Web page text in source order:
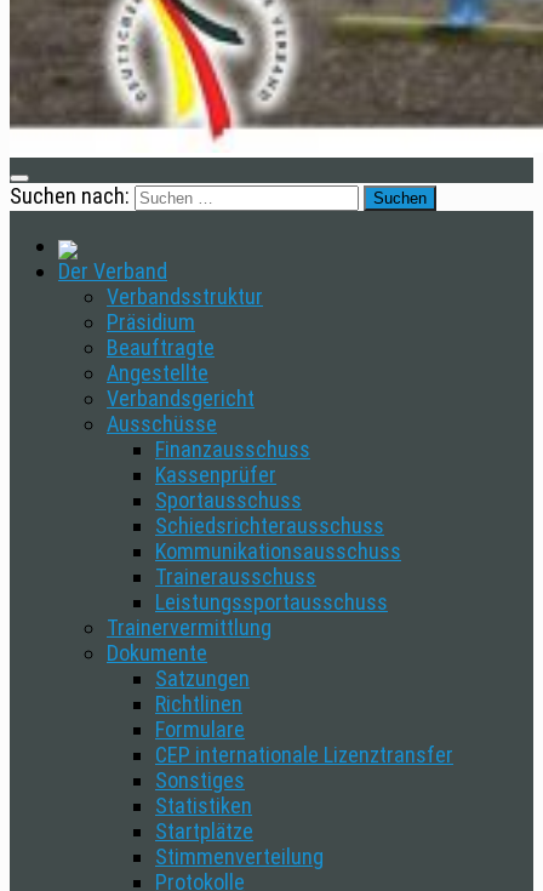
Suchen nach:
Der Verband
Verbandsstruktur
Präsidium
Beauftragte
Angestellte
Verbandsgericht
Ausschüsse
Finanzausschuss
Kassenprüfer
Sportausschuss
Schiedsrichterausschuss
Kommunikationsausschuss
Trainerausschuss
Leistungssportausschuss
Trainervermittlung
Dokumente
Satzungen
Richtlinen
Formulare
CEP internationale Lizenztransfer
Sonstiges
Statistiken
Startplätze
Stimmenverteilung
Protokolle